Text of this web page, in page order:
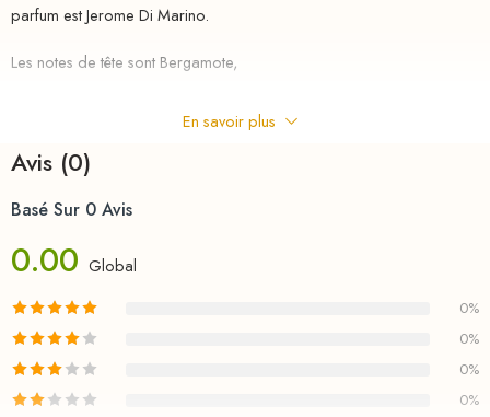
parfum est Jerome Di Marino.
Les notes de tête sont Bergamote,
les notes de coeur sont Fleur de cactus,
Vanille et Sauge;
les notes de fond sont Huile de vétiver de Java,
Fleur de tabac et Fève de tonka.
riha.ma Description
Parfum au meilleurs
MAROC , le nouveau parfum d’un homme pleinement accompli.
En savoir plus
Avis (0)
Basé Sur 0 Avis
0.00 Global
0%
0%
0%
0%